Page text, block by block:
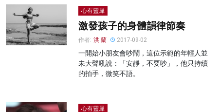
心有靈犀
激發孩子的身體韻律節奏
作者: 洪 蘭 2017-09-02
一開始小朋友會吵鬧，這位示範的年輕人並
未大聲吼說：「安靜，不要吵」，他只持續
的拍手，微笑不語。
心有靈犀